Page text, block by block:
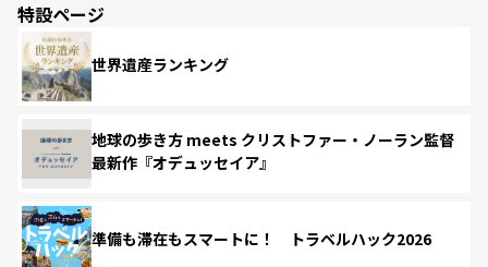
特設ページ
世界遺産ランキング
地球の歩き方 meets クリストファー・ノーラン監督
最新作『オデュッセイア』
準備も滞在もスマートに！ トラベルハック2026